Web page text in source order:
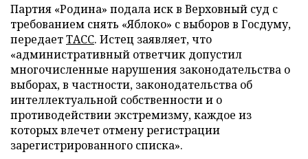
Партия «Родина» подала иск в Верховный суд с
требованием снять «Яблоко» с выборов в Госдуму,
передаетТАСС. Истец заявляет, что
«административный ответчик допустил
многочисленные нарушения законодательства о
выборах, в частности, законодательства об
интеллектуальной собственности и о
противодействии экстремизму, каждое из
которых влечет отмену регистрации
зарегистрированного списка».